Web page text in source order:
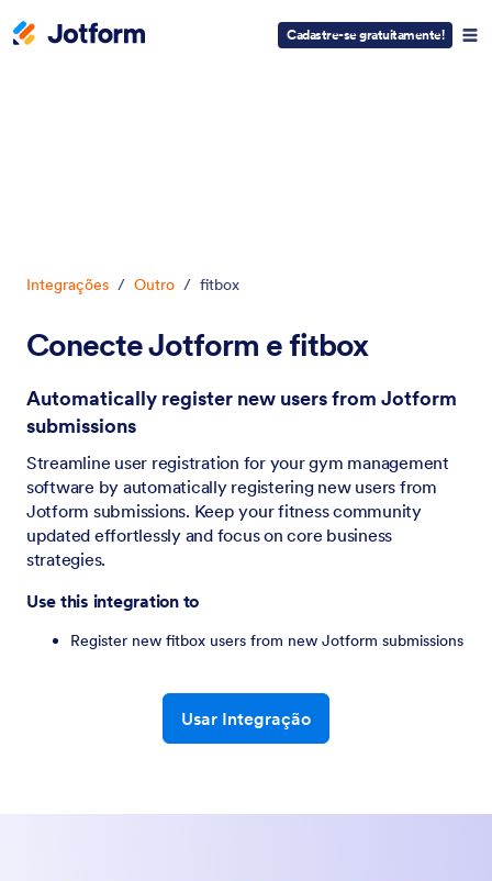
Cadastre-se gratuitamente!
Integrações / Outro / fitbox
Conecte Jotform e fitbox
Automatically register new users from Jotform
submissions
Streamline user registration for your gym management
software by automatically registering new users from
Jotform submissions. Keep your fitness community
updated effortlessly and focus on core business
strategies.
Use this integration to
Register new fitbox users from new Jotform submissions
Usar Integração